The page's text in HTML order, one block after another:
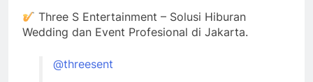
Three S Entertainment – Solusi Hiburan
Wedding dan Event Profesional di Jakarta.
@threesent